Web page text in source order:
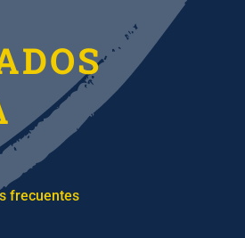
frecuentes